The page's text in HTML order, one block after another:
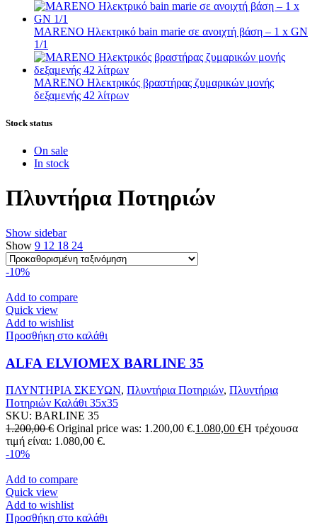
MARENO Ηλεκτρικό bain marie σε ανοιχτή βάση – 1 x GN
1/1
MARENO Ηλεκτρικός βραστήρας ζυμαρικών μονής
δεξαμενής 42 λίτρων
Stock status
On sale
In stock
Πλυντήρια Ποτηριών
Show sidebar
Show 9 12 18 24
-10%
Add to compare
Quick view
Add to wishlist
Προσθήκη στο καλάθι
ALFA ELVIOMEX BARLINE 35
ΠΛΥΝΤΗΡΙΑ ΣΚΕΥΩΝ, Πλυντήρια Ποτηριών, Πλυντήρια
Ποτηριών Καλάθι 35x35
SKU: BARLINE 35
1.200,00€ Original price was: 1.200,00 €.1.080,00 €Η τρέχουσα
τιμή είναι: 1.080,00 €.
-10%
Add to compare
Quick view
Add to wishlist
Προσθήκη στο καλάθι